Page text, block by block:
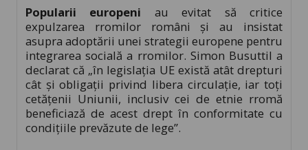
Popularii europeni au evitat să critice
expulzarea rromilor români şi au insistat
asupra adoptării unei strategii europene pentru
integrarea socială a rromilor. Simon Busuttil a
declarat că „în legislaţia UE există atât drepturi
cât şi obligaţii privind libera circulaţie, iar toţi
cetăţenii Uniunii, inclusiv cei de etnie rromă
beneficiază de acest drept în conformitate cu
condiţiile prevăzute de lege”.